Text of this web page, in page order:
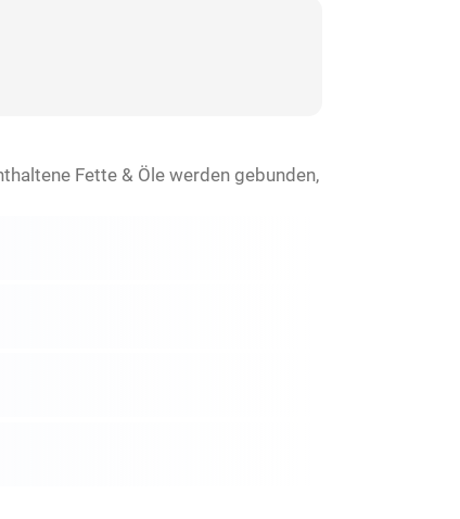
Fette & Öle werden gebunden,